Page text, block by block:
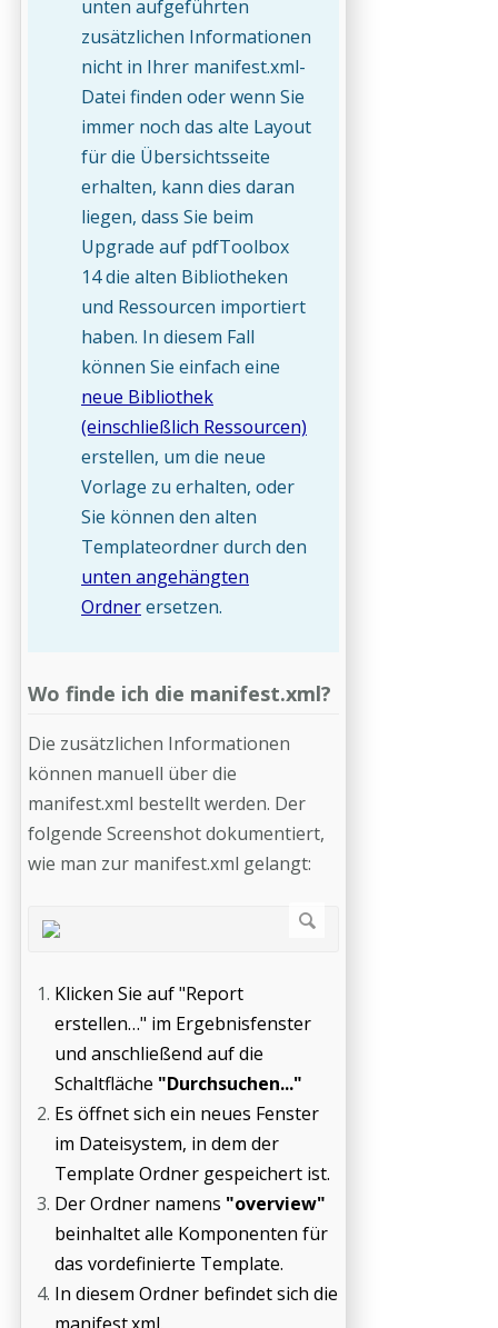
unten aufgeführten
zusätzlichen Informationen
nicht in Ihrer manifest.xml-
Datei finden oder wenn Sie
immer noch das alte Layout
für die Übersichtsseite
erhalten, kann dies daran
liegen, dass Sie beim
Upgrade auf pdfToolbox
14 die alten Bibliotheken
und Ressourcen importiert
haben. In diesem Fall
können Sie einfach eine
neue Bibliothek
(einschließlich Ressourcen)
erstellen, um die neue
Vorlage zu erhalten, oder
Sie können den alten
Templateordner durch den
unten angehängten
Ordnerersetzen.
Wo finde ich die manifest.xml?
Die zusätzlichen Informationen
können manuell über die
manifest.xml bestellt werden. Der
folgende Screenshot dokumentiert,
wie man zur manifest.xml gelangt:
Klicken Sie auf "Report
erstellen…" im Ergebnisfenster
und anschließend auf die
Schaltfläche "Durchsuchen..."
Es öffnet sich ein neues Fenster
im Dateisystem, in dem der
Template Ordner gespeichert ist.
Der Ordner namens "overview"
beinhaltet alle Komponenten für
das vordefinierte Template.
In diesem Ordner befindet sich die